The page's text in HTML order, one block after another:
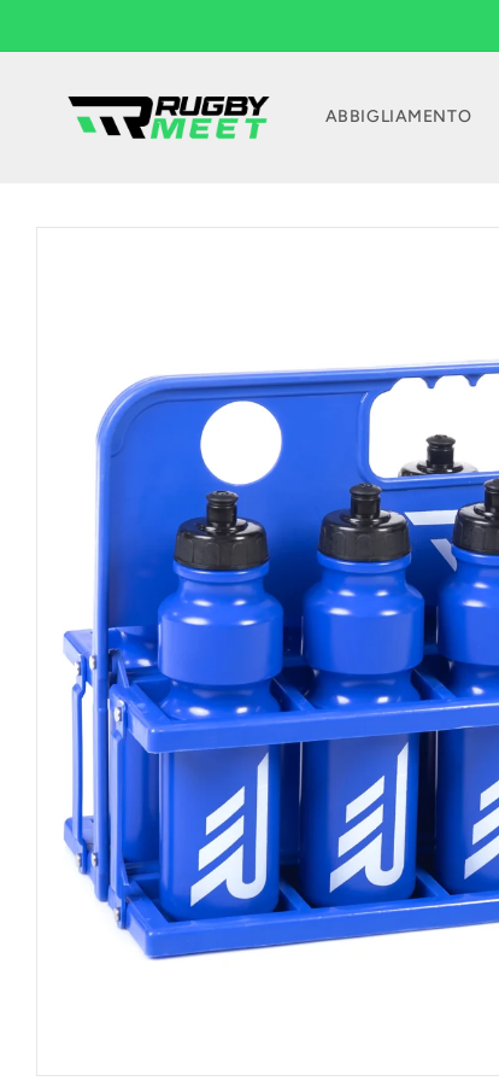
ai contenuti
ABBIGLIAMENTO
Passa alle